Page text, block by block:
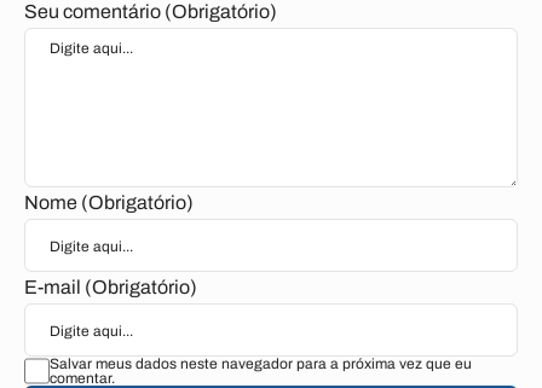
Seu comentário (Obrigatório)
Nome (Obrigatório)
E-mail (Obrigatório)
Salvar meus dados neste navegador para a próxima vez que eu
comentar.